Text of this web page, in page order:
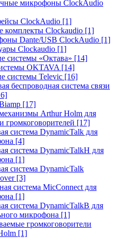
микрофоны ClockAudio
ClockAudio [1]
комплекты Clockaudio [1]
Dante/USB ClockAudio [1]
Clockaudio [1]
системы «Октава» [14]
OKTAVA [14]
системы Televic [16]
беспроводная система связи
[17]
Arthur Holm для
громкоговорителей [17]
система DynamicTalk для
[4]
система DynamicTalkH для
[1]
система DynamicTalk
[3]
система MicConnect для
[1]
система DynamicTalkB для
микрофона [1]
громкоговорители
[1]